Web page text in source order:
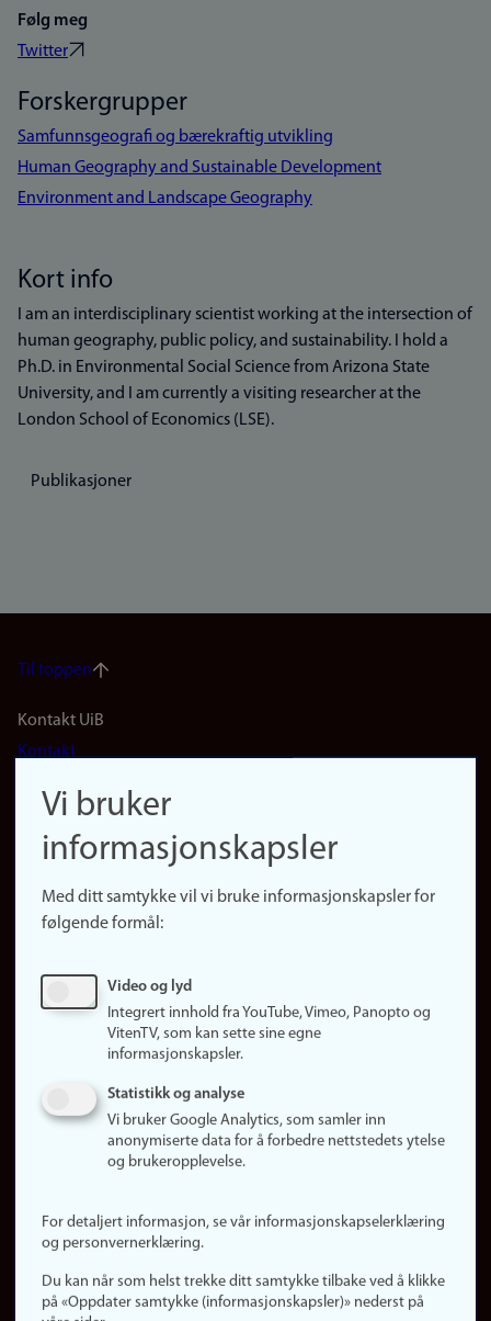
Følg meg
Twitter
Forskergrupper
Samfunnsgeografi og bærekraftig utvikling
Human Geography and Sustainable Development
Environment and Landscape Geography
Kort info
I am an interdisciplinary scientist working at the intersection of
human geography, public policy, and sustainability. I hold a
Ph.D. in Environmental Social Science from Arizona State
University, and I am currently a visiting researcher at the
London School of Economics (LSE).
Publikasjoner
Til toppen
Footer
(no)
Kontakt UiB
Kontakt
Finn forsker
Presse
Finn studier
Ledige stillinger
Om nettstedet
Informasjonskapsler
Personvern
Vi bruker
informasjonskapsler
Med ditt samtykke vil vi bruke informasjonskapsler for
følgende formål:
Video og lyd
Integrert innhold fra YouTube, Vimeo, Panopto og
VitenTV, som kan sette sine egne
informasjonskapsler.
Statistikk og analyse
Vi bruker Google Analytics, som samler inn
anonymiserte data for å forbedre nettstedets ytelse
og brukeropplevelse.
For detaljert informasjon, se vår informasjonskapselerklæring
og personvernerklæring.
Du kan når som helst trekke ditt samtykke tilbake ved å klikke
på «Oppdater samtykke (informasjonskapsler)» nederst på